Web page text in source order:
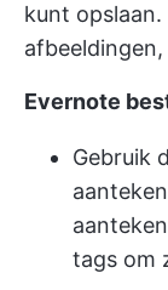
kunt
Evernote
Gebruik
tags om